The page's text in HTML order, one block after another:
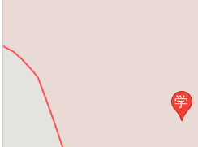
学